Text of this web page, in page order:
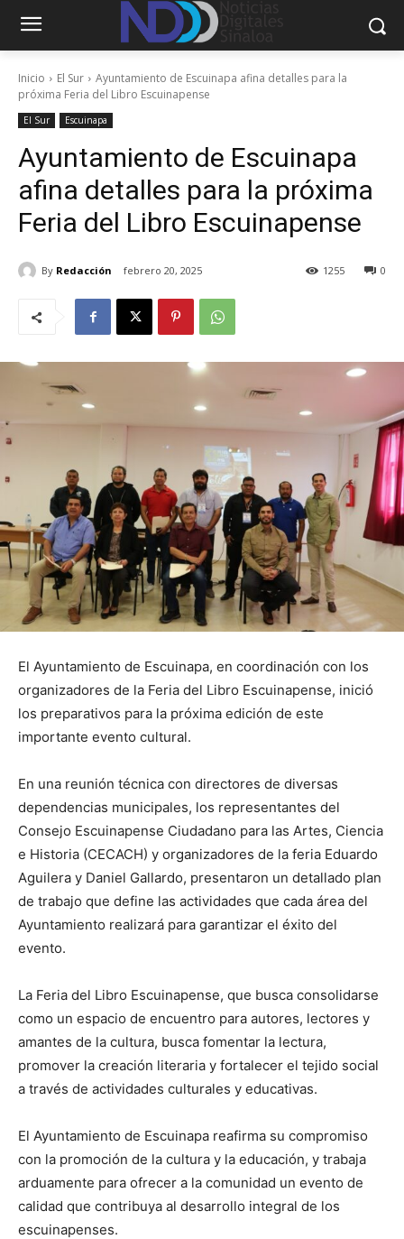
Inicio El Sur
Ayuntamiento de Escuinapa afina detalles para la
próxima Feria del Libro Escuinapense
El Sur Escuinapa
Ayuntamiento de Escuinapa
afina detalles para la próxima
Feria del Libro Escuinapense
By Redacción febrero 20, 2025 0
1255
El Ayuntamiento de Escuinapa, en coordinación con los
organizadores de la Feria del Libro Escuinapense, inició
los preparativos para la próxima edición de este
importante evento cultural.
En una reunión técnica con directores de diversas
dependencias municipales, los representantes del
Consejo Escuinapense Ciudadano para las Artes, Ciencia
e Historia (CECACH) y organizadores de la feria Eduardo
Aguilera y Daniel Gallardo, presentaron un detallado plan
de trabajo que define las actividades que cada área del
Ayuntamiento realizará para garantizar el éxito del
evento.
La Feria del Libro Escuinapense, que busca consolidarse
como un espacio de encuentro para autores, lectores y
amantes de la cultura, busca fomentar la lectura,
promover la creación literaria y fortalecer el tejido social
a través de actividades culturales y educativas.
El Ayuntamiento de Escuinapa reafirma su compromiso
con la promoción de la cultura y la educación, y trabaja
arduamente para ofrecer a la comunidad un evento de
calidad que contribuya al desarrollo integral de los
escuinapenses.